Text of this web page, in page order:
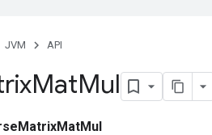
JVM API
MatMul